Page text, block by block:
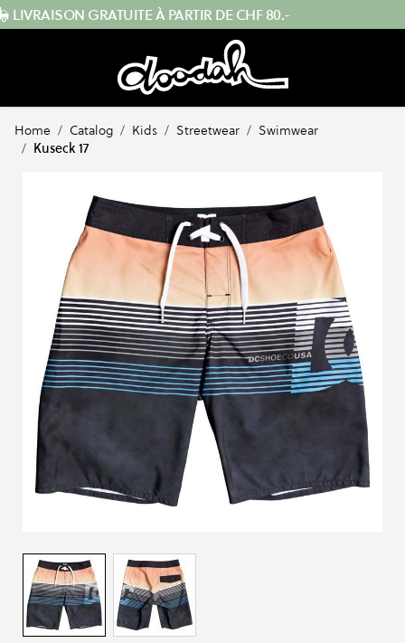
Skip to Content ENVOI RAPIDE DEPUIS LA SUISSE
Home / Catalog / Kids / Streetwear / Swimwear
/ Kuseck 17